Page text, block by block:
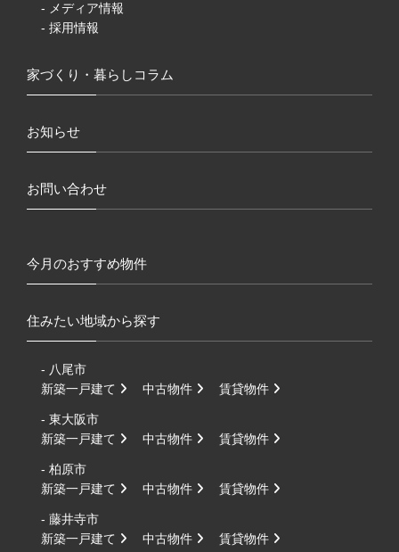
- メディア情報
- 採用情報
家づくり・暮らしコラム
お知らせ
お問い合わせ
今月のおすすめ物件
住みたい地域から探す
- 八尾市
新築一戸建て
中古物件 賃貸物件
- 東大阪市
新築一戸建て
中古物件 賃貸物件
- 柏原市
新築一戸建て
中古物件 賃貸物件
- 藤井寺市
新築一戸建て
中古物件 賃貸物件